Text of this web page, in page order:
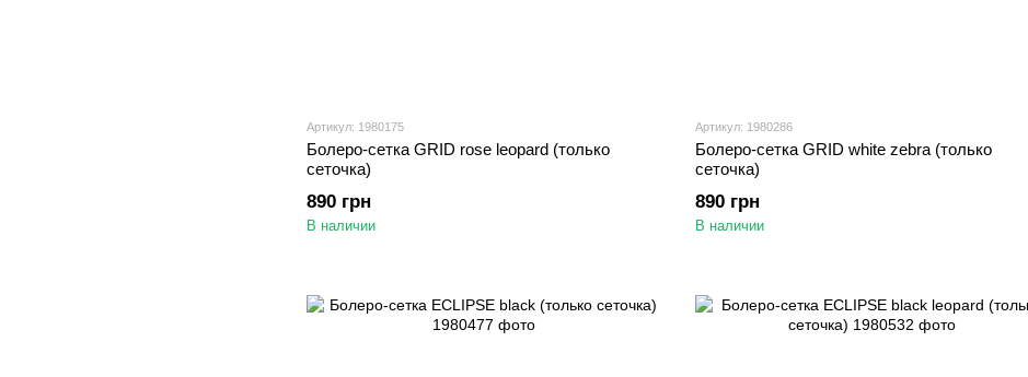
Артикул: 1980175
Болеро-сетка GRID rose leopard (только
сеточка)
890 грн
В наличии
Артикул: 1980286
Болеро-сетка GRID white zebra (только
сеточка)
890 грн
В наличии